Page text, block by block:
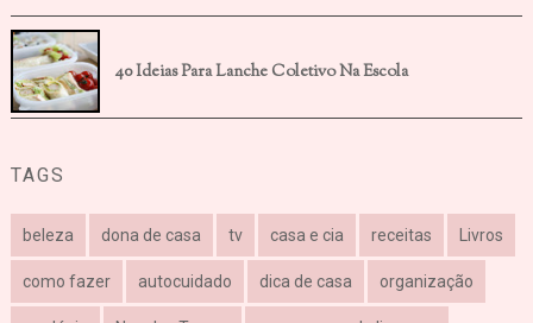
40 Ideias Para Lanche Coletivo Na Escola
TAGS
beleza dona de casa tv casa e cia receitas Livros
como fazer autocuidado dica de casa organização